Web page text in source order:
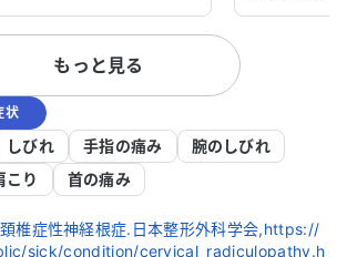
す。しかし、半年以上経
善せず、むしろ悪化して
でも同様の診断を受け、
椎の変形もレ
れましたが、具体的な病
師に相談しても薬の増量
せん。 以下の点に
いです。①頚椎神経根
的な治療法はないのでし
の原因が考えられるでし
ていただきます。 頸椎神経
が、しびれは
どき牽引治
うか知りた
もっと見る
状
しびれ 手指の痛み
腕のしびれ
こり 首の痛み
椎症性神経根症.日本整形外科学会,https://
sick/condition/cervical_radiculopathy.h